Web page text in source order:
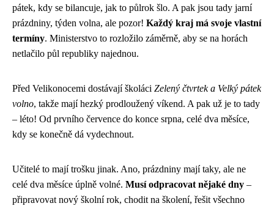
pátek, kdy se bilancuje, jak to půlrok šlo. A pak jsou tady jarní
prázdniny, týden volna, ale pozor! Každý kraj má svoje vlastní
termíny. Ministerstvo to rozložilo záměrně, aby se na horách
netlačilo půl republiky najednou.
Před Velikonocemi dostávají školáci Zelený čtvrtek a Velký pátek
volno, takže mají hezký prodloužený víkend. A pak už je to tady
– léto! Od prvního července do konce srpna, celé dva měsíce,
kdy se konečně dá vydechnout.
Učitelé to mají trošku jinak. Ano, prázdniny mají taky, ale ne
celé dva měsíce úplně volné. Musí odpracovat nějaké dny –
připravovat nový školní rok, chodit na školení, řešit všechno